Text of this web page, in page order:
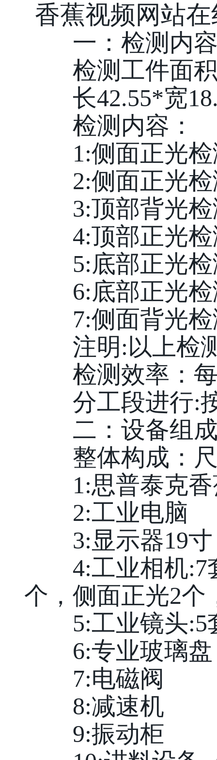
香蕉视频网站
一：检测内
检测工件面积
长42.55*宽
检测内容：
1:侧面正光检
2:侧面正光检
3:顶部背光检
4:顶部正光检
5:底部正光检
6:底部正光检
7:侧面背光检
注明:以上检测
检测效率：每
分工段进行:按
二：设备组
整体构成：
1:思普泰克香
2:工业电脑
3:显示器19寸
4:工业相机:7套,顶
个，侧面正光2个
5:工业镜头:5套
6:专业玻璃盘
7:电磁阀
8:减速机
9:振动柜